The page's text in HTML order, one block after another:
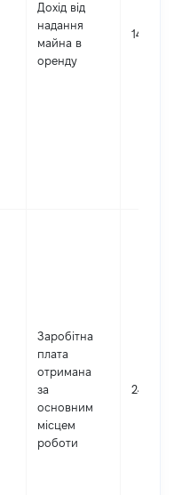
Дохід від
надання
майна в
оренду
14907
Заробітна
плата
отримана
за
основним
місцем
роботи
246205